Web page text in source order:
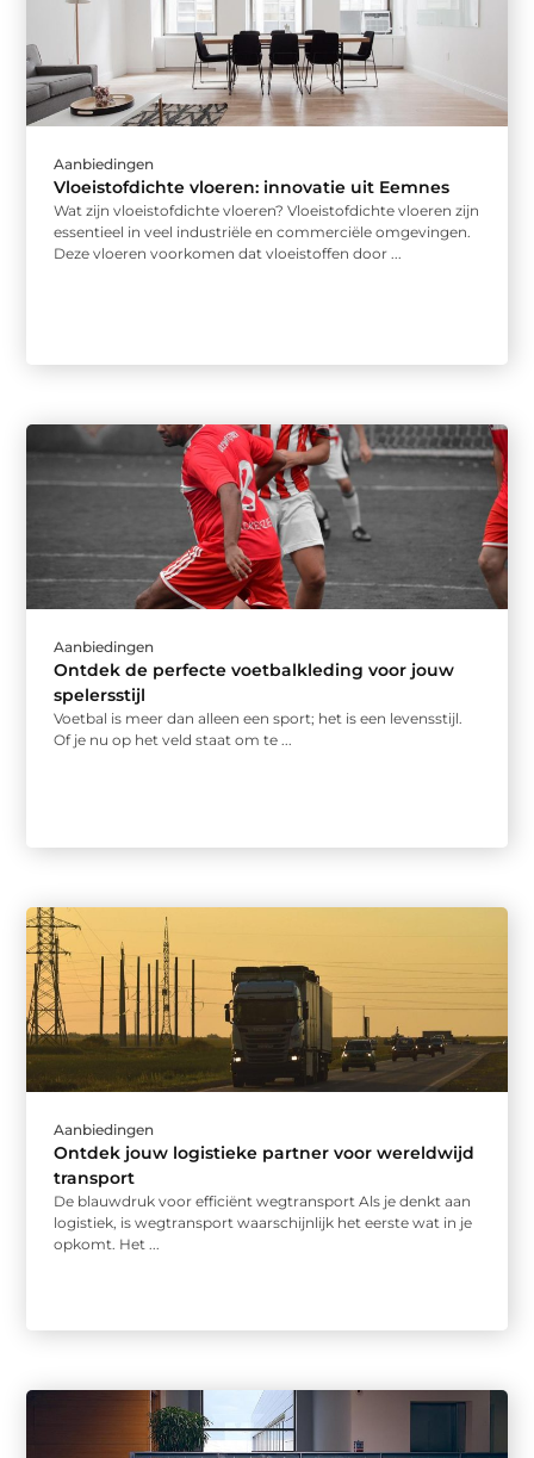
Aanbiedingen
Vloeistofdichte vloeren: innovatie uit Eemnes
Wat zijn vloeistofdichte vloeren? Vloeistofdichte vloeren zijn
essentieel in veel industriële en commerciële omgevingen.
Deze vloeren voorkomen dat vloeistoffen door ...
Aanbiedingen
Ontdek de perfecte voetbalkleding voor jouw
spelersstijl
Voetbal is meer dan alleen een sport; het is een levensstijl.
Of je nu op het veld staat om te ...
Aanbiedingen
Ontdek jouw logistieke partner voor wereldwijd
transport
De blauwdruk voor efficiënt wegtransport Als je denkt aan
logistiek, is wegtransport waarschijnlijk het eerste wat in je
opkomt. Het ...